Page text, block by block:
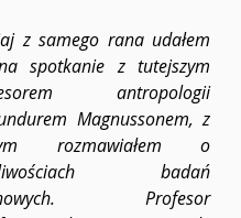
z samego rana udałem
spotkanie z tutejszym
antropologii
Magnussonem, z
rozmawiałem o
badań
Profesor